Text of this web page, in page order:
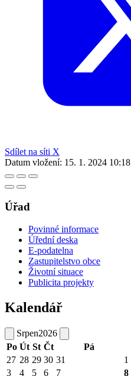
Sdílet na síti X
Datum vložení: 15. 1. 2024 10:18
Úřad
Povinné informace
Úřední deska
E-podatelna
Zastupitelstvo obce
Životní situace
Publicita projekty
Kalendář
Srpen2026
Po Út St Čt Pá
27 28 29 30 31 1
3
4 5 6 7 8